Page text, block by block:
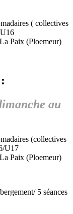
( collectives
Paix (Ploemeur)
au
(collectives
U17
Paix (Ploemeur)
5 séances